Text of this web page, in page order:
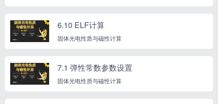
6.10 ELF计算
固体光电性质与磁性计算
7.1 弹性常数参数设置
固体光电性质与磁性计算